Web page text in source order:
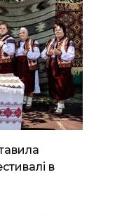
в